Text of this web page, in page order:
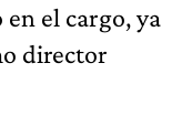
el cargo, ya
director